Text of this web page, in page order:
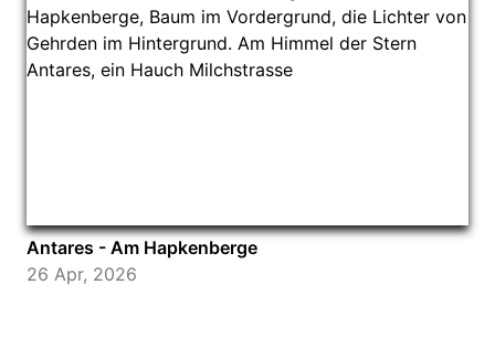
Antares - Am Hapkenberge
26 Apr, 2026